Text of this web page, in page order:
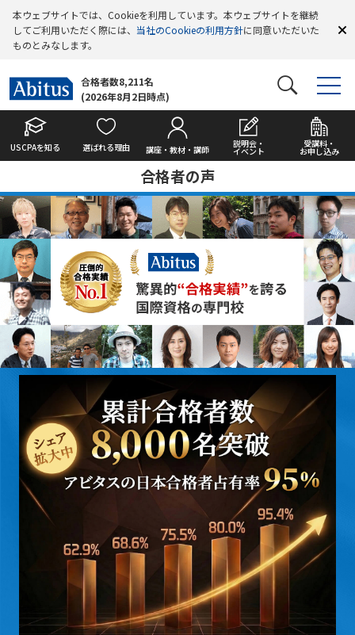
本ウェブサイトでは、Cookieを利用しています。本ウェブサイトを継続
してご利用いただく際には、 当社のCookieの利用方針に同意いただいた
ものとみなします。
合格者数8,211名
(2026年8月2日時点)
USCPAを知る 選ばれる理由 講座・教材・講師
説明会・
イベント
受講料・
お申し込み
合格者の声